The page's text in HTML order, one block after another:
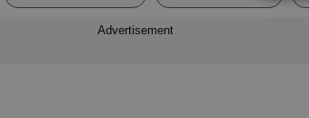
Advertisement